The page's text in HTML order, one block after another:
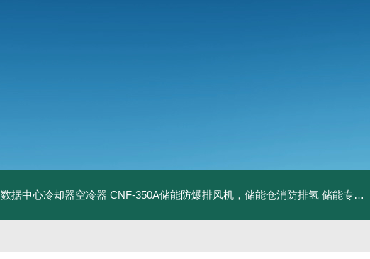
数据中心冷却器空冷器 CNF-350A储能防爆排风机，储能仓消防排氢 储能专用风机